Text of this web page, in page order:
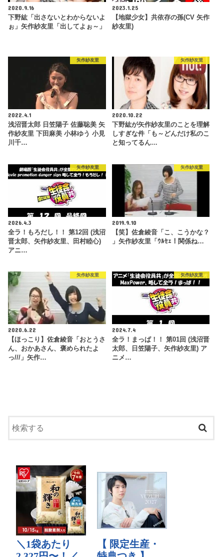
2020.9.16
下野紘「出さないとわからないよ
ぉ」矢作紗友里「出してよぉ～」
2023.1.25
【地獄少女】共依存の孫(CV 矢作
紗友里)
矢作紗友里
2022.4.1
浅沼晋太郎 日笠陽子 佐藤聡美 矢
作紗友里 下田麻美 小林ゆう 小見
川千…
矢作紗友里
2020.10.22
下野紘が矢作紗友里のことを理解
しすぎな件「も～どんだけ私のこ
と知ってるん…
矢作紗友里
2026.4.3
全ラ！もろだし！！ 第12回 (浅沼
晋太郎、矢作紗友里、田村睦心)
アニ…
矢作紗友里
2019.9.10
【笑】佐倉綾音「こ、こうかな？
」矢作紗友里「ｳﾙｾｪ！関係ね…
矢作紗友里
2020.6.22
【ほっこり】佐倉綾音「おとうさ
ん、おかあさん、褒められたよ
っ///」矢作…
矢作紗友里
2024.7.4
全ラ！まっぱ！！ 第01回 (浅沼晋
太郎、日笠陽子、矢作紗友里) ア
ニメ…